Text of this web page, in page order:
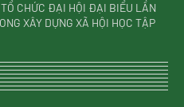
CHỨC ĐẠI HỘI ĐẠI BIỂU LẦN
XÂY DỰNG XÃ HỘI HỌC TẬP